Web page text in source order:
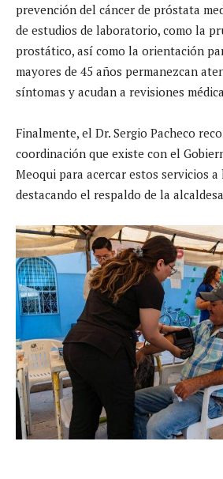
prevención del cáncer de próstata
de estudios de laboratorio, como la
prostático, así como la orientación
mayores de 45 años permanezcan
síntomas y acudan a revisiones
Finalmente, el Dr. Sergio Pacheco
coordinación que existe con el
Meoqui para acercar estos servicios a
destacando el respaldo de la